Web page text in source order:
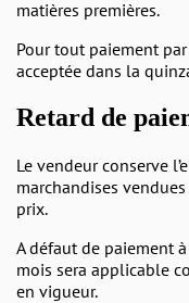
matières premières.
Pour tout paiement
acceptée dans la
Retard de
Le vendeur conserve
marchandises
prix.
A défaut de paiement
mois sera applicable
en vigueur.